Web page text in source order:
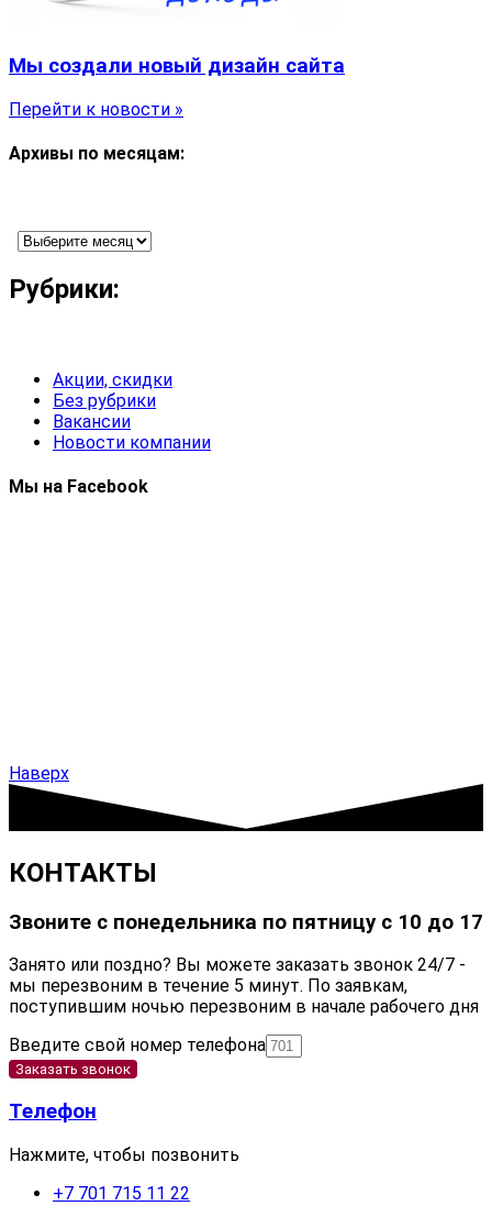
Мы создали новый дизайн сайта
Перейти к новости »
Архивы по месяцам:
Рубрики:
Акции, скидки
Без рубрики
Вакансии
Новости компании
Мы на Facebook
Наверх
КОНТАКТЫ
Звоните с понедельника по пятницу с 10 до 17
Занято или поздно? Вы можете заказать звонок 24/7 -
мы перезвоним в течение 5 минут. По заявкам,
поступившим ночью перезвоним в начале рабочего дня
Введите свой номер телефона
Заказать звонок
Телефон
Нажмите, чтобы позвонить
+7 701 715 11 22